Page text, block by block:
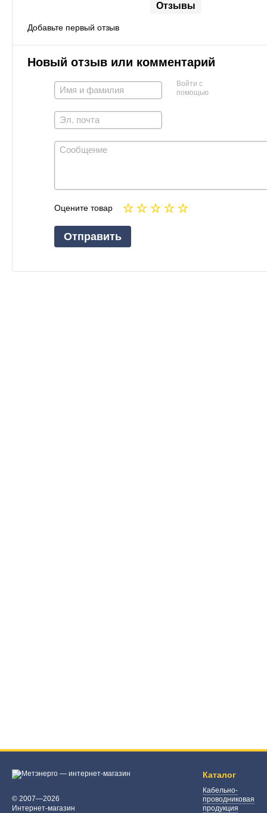
Отзывы
Добавьте первый отзыв
Новый отзыв или комментарий
Войти с
помощью
Оцените товар
Отправить
© 2007—2026
Интернет-магазин
Каталог
Кабельно-
проводниковая
продукция